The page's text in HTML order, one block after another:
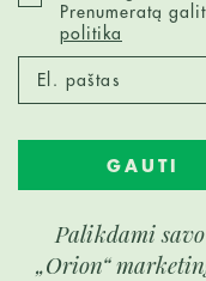
Prenumeratą
politika
GAUTI
Palikdami
„Orion“